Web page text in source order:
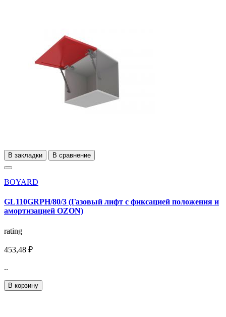
В закладки В сравнение
BOYARD
GL110GRPH/80/3 (Газовый лифт с фиксацией положения и
амортизацией OZON)
rating
453,48 ₽
..
В корзину